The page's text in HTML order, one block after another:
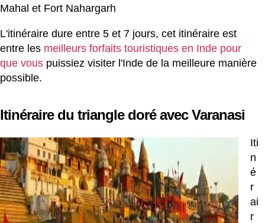
Mahal et Fort Nahargarh
L'itinéraire dure entre 5 et 7 jours, cet itinéraire est
entre les meilleurs forfaits touristiques en Inde pour
que vous puissiez visiter l'Inde de la meilleure manière
possible.
Itinéraire du triangle doré avec Varanasi
Iti
n
é
r
ai
r